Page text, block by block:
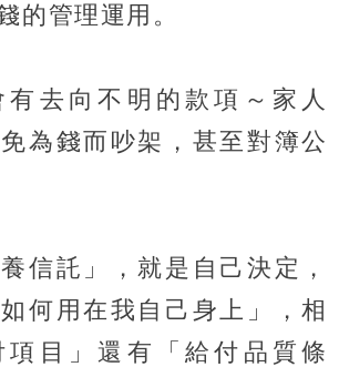
的管理運用。
去向不明的款項～家人
為錢而吵架，甚至對簿公
信託」，就是自己決定，
如何用在我自己身上」，相
項目」還有「給付品質條